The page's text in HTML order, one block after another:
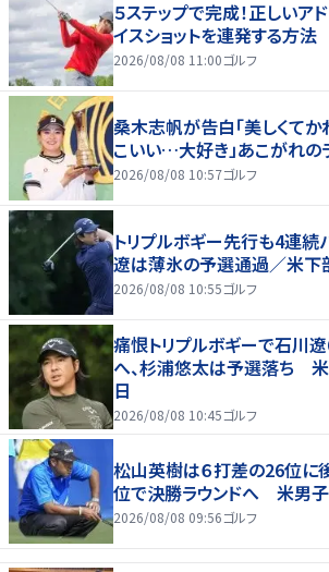
５ステップで完成！正しいア
イスショットを連発する方法
2026/08/08 11:00ゴルフ
桑木志帆が告白「美しくてか
こいい…大好き」あこがれの
2026/08/08 10:57ゴルフ
トリプルボギー先行も4連続
遼は薄氷の予選通過／米下
2026/08/08 10:55ゴルフ
痛恨トリプルボギーで石川
へ、杉浦悠太は予選落ち
日
2026/08/08 10:45ゴルフ
松山英樹は６打差の26位に
位で決勝ラウンドへ 米男子
2026/08/08 09:56ゴルフ